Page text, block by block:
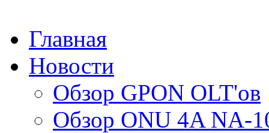
Главная
Новости
Обзор GPON OLT'ов
Обзор ONU 4A NA-